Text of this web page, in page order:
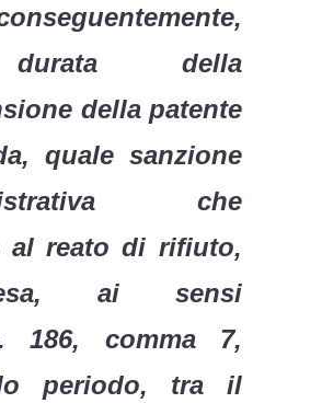
della
della patente
quale sanzione
che
al reato di rifiuto,
ai sensi
186, comma 7,
periodo, tra il